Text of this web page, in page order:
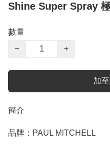
Shine Super Spray
數量
−
+
加
簡介
品牌：PAUL MITCHELL